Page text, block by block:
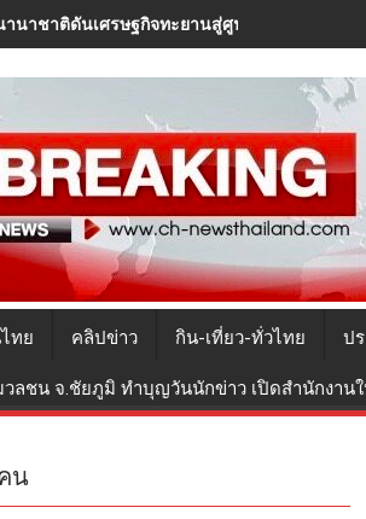
TransNusa จาการ์ตา-สุวรรณภูมิ ดึงอินโดฯ
ทย คลิปข่าว กิน-เที่ยว-ทั่วไทย ป
ลชน จ.ชัยภูมิ ทำบุญวันนักข่าว เปิดสำนักงาน
น